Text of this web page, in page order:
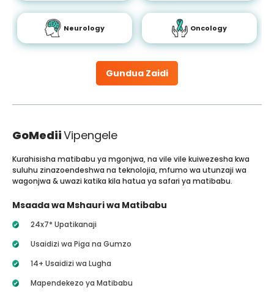
Gundua Zaidi
Neurology Oncology
GoMediiVipengele
Kurahisisha matibabu ya mgonjwa, na vile vile kuiwezesha kwa
suluhu zinazoendeshwa na teknolojia, mfumo wa utunzaji wa
wagonjwa & uwazi katika kila hatua ya safari ya matibabu.
Msaada wa Mshauri wa Matibabu
24x7* Upatikanaji
Usaidizi wa Piga na Gumzo
14+ Usaidizi wa Lugha
Mapendekezo ya Matibabu